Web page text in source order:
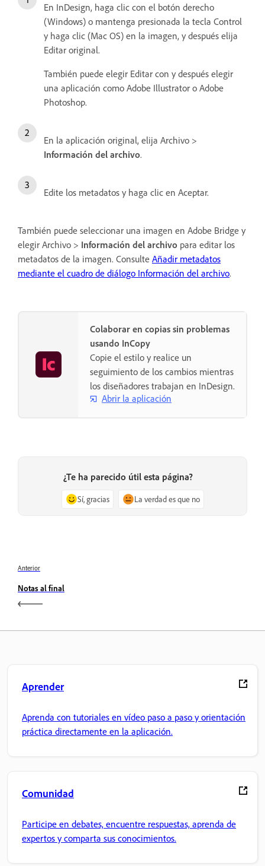
En InDesign, haga clic con el botón derecho
(Windows) o mantenga presionada la tecla Control
y haga clic (Mac OS) en la imagen, y después elija
Editar original.
También puede elegir Editar con y después elegir
una aplicación como Adobe Illustrator o Adobe
Photoshop.
En la aplicación original, elija Archivo >
Información del archivo.
Edite los metadatos y haga clic en Aceptar.
También puede seleccionar una imagen en Adobe Bridge y
elegir Archivo > Información del archivo para editar los
metadatos de la imagen. Consulte Añadir metadatos
mediante el cuadro de diálogo Información del archivo.
Colaborar en copias sin problemas
usando InCopy
Copie el estilo y realice un
seguimiento de los cambios mientras
los diseñadores trabajan en InDesign.
Abrir la aplicación
¿Te ha parecido útil esta página?
Sí, gracias La verdad es que no
Anterior
Notas al final
Aprender
Aprenda con tutoriales en vídeo paso a paso y orientación
práctica directamente en la aplicación.
Comunidad
Participe en debates, encuentre respuestas, aprenda de
expertos y comparta sus conocimientos.